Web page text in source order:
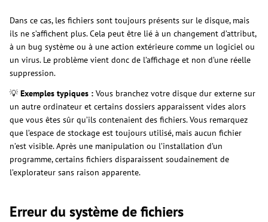
Dans ce cas, les fichiers sont toujours présents sur le disque, mais
ils ne s’affichent plus. Cela peut être lié à un changement d’attribut,
à un bug système ou à une action extérieure comme un logiciel ou
un virus. Le problème vient donc de l’affichage et non d’une réelle
suppression.
💡 Exemples typiques : Vous branchez votre disque dur externe sur
un autre ordinateur et certains dossiers apparaissent vides alors
que vous êtes sûr qu’ils contenaient des fichiers. Vous remarquez
que l’espace de stockage est toujours utilisé, mais aucun fichier
n’est visible. Après une manipulation ou l’installation d’un
programme, certains fichiers disparaissent soudainement de
l’explorateur sans raison apparente.
Erreur du système de fichiers